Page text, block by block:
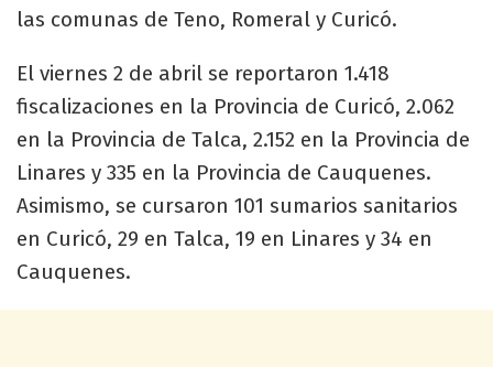
las comunas de Teno, Romeral y Curicó.
El viernes 2 de abril se reportaron 1.418
fiscalizaciones en la Provincia de Curicó, 2.062
en la Provincia de Talca, 2.152 en la Provincia de
Linares y 335 en la Provincia de Cauquenes.
Asimismo, se cursaron 101 sumarios sanitarios
en Curicó, 29 en Talca, 19 en Linares y 34 en
Cauquenes.